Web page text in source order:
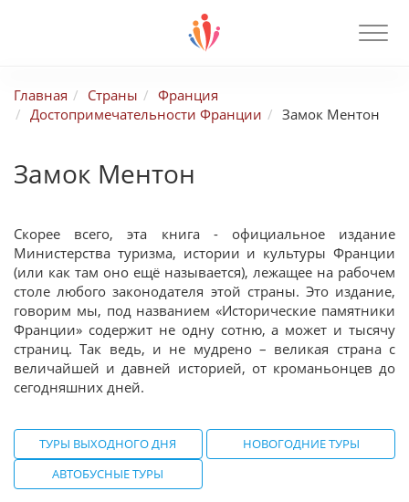
Главная Страны
Франция
Достопримечательности Франции
Замок Ментон
Замок Ментон
Скорее всего, эта книга - официальное издание
Министерства туризма, истории и культуры Франции
(или как там оно ещё называется), лежащее на рабочем
столе любого законодателя этой страны. Это издание,
говорим мы, под названием «Исторические памятники
Франции» содержит не одну сотню, а может и тысячу
страниц. Так ведь, и не мудрено – великая страна с
величайшей и давней историей, от кроманьонцев до
сегодняшних дней.
ТУРЫ ВЫХОДНОГО ДНЯ
НОВОГОДНИЕ ТУРЫ
АВТОБУСНЫЕ ТУРЫ